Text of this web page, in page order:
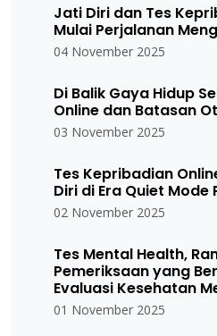
Jati Diri dan Tes
Mulai Perjalanan
04 November 2025
Di Balik Gaya Hidup
Online dan Batasan
03 November 2025
Tes Kepribadian
Diri di Era Quiet Mode
02 November 2025
Tes Mental Health,
Pemeriksaan yang
Evaluasi Kesehatan
01 November 2025